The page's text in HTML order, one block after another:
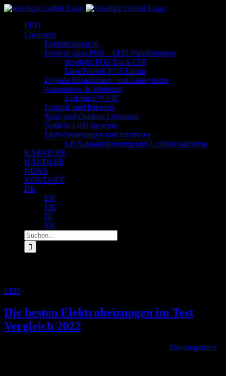
Zum
springenLED
Lösungen
Produktübersicht
Point of sales POS – LED Shoplösungen
lieselight POS Track CSP
LieseTrack® POS Linear
Digitale Infotainment- und Leitsysteme
Automotive & Werkstatt
UniQuick™ EIP
Logistik und Industrie
Sport und Outdoor Lösungen
Notlicht LED Systeme
Licht-Steuerungen und Interfaces
LiSA Raumsteuerung und Lichtmanagement
KARRIERE
HÄNDLER
NEWS
KONTAKT
DE
EN
DE
IT
SV
Suche
nach:
LED
Die besten Elektroheizungen im Test
Vergleich 2022
Uncategorized